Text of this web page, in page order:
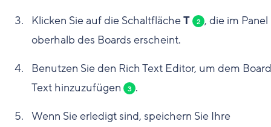
Klicken Sie auf die SchaltflächeT 2 , die im Panel
oberhalb des Boards erscheint.
Benutzen Sie den Rich Text Editor, um dem Board
Text hinzuzufügen
3 .
Wenn Sie erledigt sind, speichern Sie Ihre